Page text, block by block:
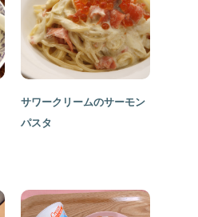
サワークリームのサーモン
パスタ